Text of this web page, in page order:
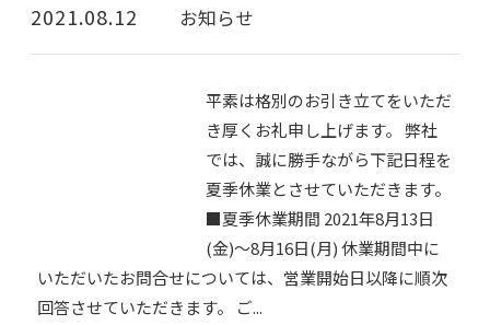
2021.08.12 お知らせ
平素は格別のお引き立てをいただ
き厚くお礼申し上げます。 弊社
では、誠に勝手ながら下記日程を
夏季休業とさせていただきます。
■夏季休業期間 2021年8月13日
(金)～8月16日(月) 休業期間中に
いただいたお問合せについては、営業開始日以降に順次
回答させていただきます。 ご...